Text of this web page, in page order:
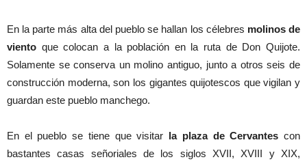
En la parte más alta del pueblo se hallan los célebres molinos de
viento que colocan a la población en la ruta de Don Quijote.
Solamente se conserva un molino antiguo, junto a otros seis de
construcción moderna, son los gigantes quijotescos que vigilan y
guardan este pueblo manchego.
En el pueblo se tiene que visitar la plaza de Cervantes con
bastantes casas señoriales de los siglos XVII, XVIII y XIX,